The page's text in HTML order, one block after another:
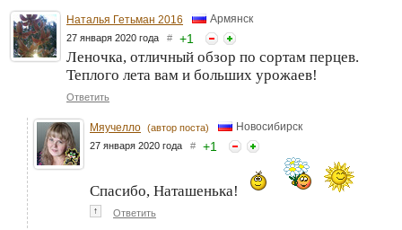
Наталья Гетьман 2016 Армянск
27 января 2020 года # +1
Леночка, отличный обзор по сортам перцев.
Теплого лета вам и больших урожаев!
Ответить
Мяучелло (автор поста) Новосибирск
27 января 2020 года # +1
Спасибо, Наташенька!
↑ Ответить